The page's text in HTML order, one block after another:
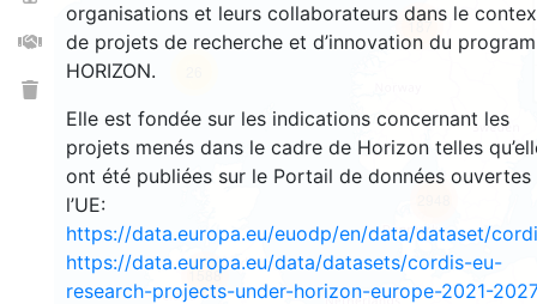
organisations et leurs collaborateurs dans le
de projets de recherche et d’innovation du
HORIZON.
Elle est fondée sur les indications concernant les
projets menés dans le cadre de Horizon telles
ont été publiées sur le Portail de données ouvertes
l’UE:
https://data.europa.eu/euodp/en/data/dataset/
https://data.europa.eu/data/datasets/cordis-eu-
research-projects-under-horizon-europe-2021-2027
1588
187